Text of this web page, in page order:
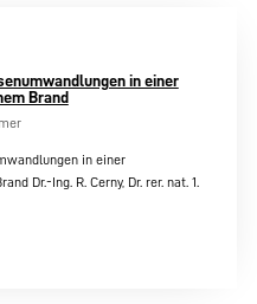
in einer
Brand
in einer
Dr.-Ing. R. Cerny, Dr. rer. nat. 1.